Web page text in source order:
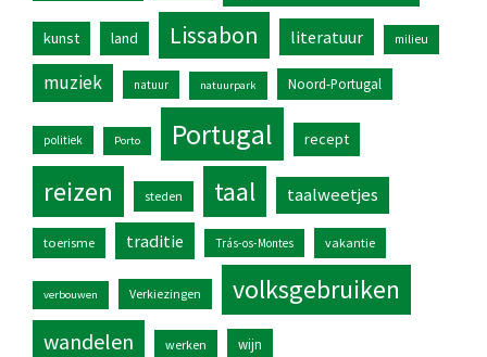
kunst land Lissabon literatuur milieu
muziek natuur natuurpark Noord-Portugal
politiek Porto Portugal recept
reizen steden taal taalweetjes
toerisme traditie Trás-os-Montes vakantie
verbouwen Verkiezingen volksgebruiken
wandelen werken wijn